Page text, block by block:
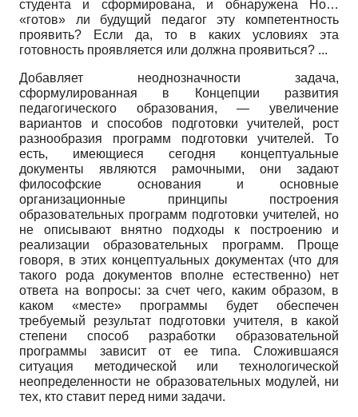
студента и сформирована, и обнаружена Но…
«готов» ли будущий педагог эту компетентность
проявить? Если да, то в каких условиях эта
готовность проявляется или должна проявиться? ...
Добавляет неоднозначности задача,
сформулированная в Концепции развития
педагогического образования, — увеличение
вариантов и способов подготовки учителей, рост
разнообразия программ подготовки учителей. То
есть, имеющиеся сегодня концептуальные
документы являются рамочными, они задают
философские основания и основные
организационные принципы построения
образовательных программ подготовки учителей, но
не описывают внятно подходы к построению и
реализации образовательных программ. Проще
говоря, в этих концептуальных документах (что для
такого рода документов вполне естественно) нет
ответа на вопросы: за счет чего, каким образом, в
каком «месте» программы будет обеспечен
требуемый результат подготовки учителя, в какой
степени способ разработки образовательной
программы зависит от ее типа. Сложившаяся
ситуация методической или технологической
неопределенности не образовательных модулей, ни
тех, кто ставит перед ними задачи.